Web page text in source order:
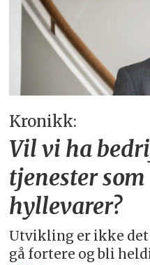
Kronikk:
Vil vi ha
tjenester
hyllevarer?
Utvikling er ikke det
gå fortere og bli